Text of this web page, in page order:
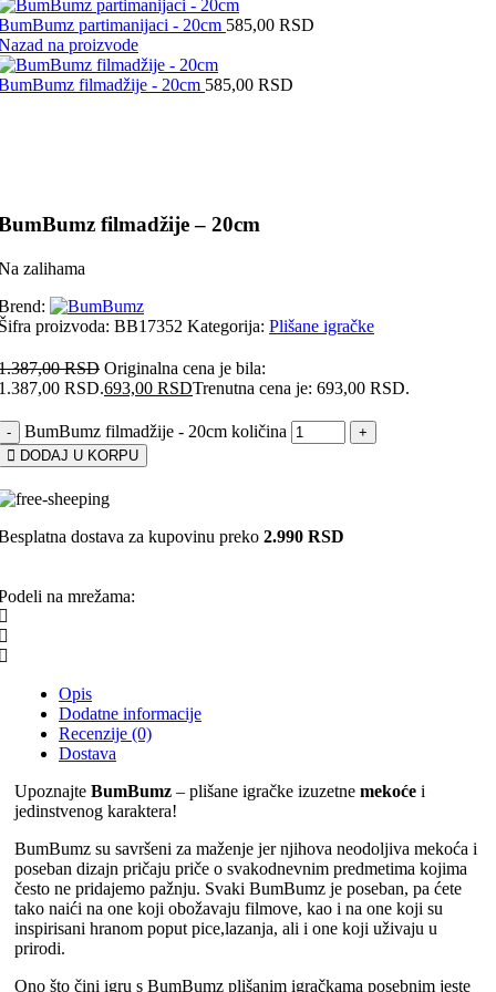
partimanijaci - 20cm 585,00 RSD
na proizvode
filmadžije - 20cm 585,00 RSD
filmadžije – 20cm
zalihama
proizvoda: BB17352 Kategorija: Plišane igračke
RSD Originalna cena je bila:
RSD.693,00 RSDTrenutna cena je: 693,00 RSD.
BumBumz filmadžije - 20cm količina
DODAJ U KORPU
dostava za kupovinu preko 2.990 RSD
na mrežama:
Opis
Dodatne informacije
Recenzije (0)
Dostava
Upoznajte BumBumz – plišane igračke izuzetne mekoće i
jedinstvenog karaktera!
BumBumz su savršeni za maženje jer njihova neodoljiva mekoća i
poseban dizajn pričaju priče o svakodnevnim predmetima kojima
često ne pridajemo pažnju. Svaki BumBumz je poseban, pa ćete
tako naići na one koji obožavaju filmove, kao i na one koji su
inspirisani hranom poput pice,lazanja, ali i one koji uživaju u
prirodi.
Ono što čini igru s BumBumz plišanim igračkama posebnim jeste